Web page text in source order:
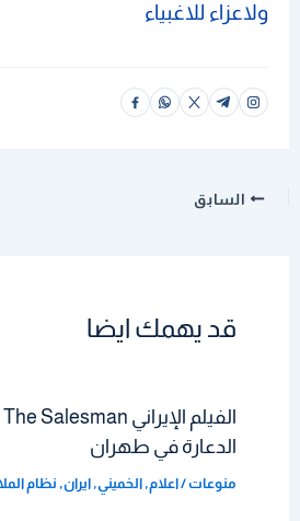
ولاعزاء للاغبياء
السابق
قد يهمك ايضا
الدعارة في طهران
منوعات/اعلام,الخميني,ايران, نظام